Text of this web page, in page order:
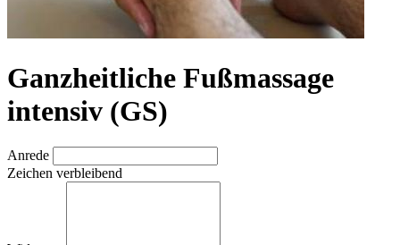
Ganzheitliche Fußmassage
intensiv (GS)
Anrede
Zeichen verbleibend